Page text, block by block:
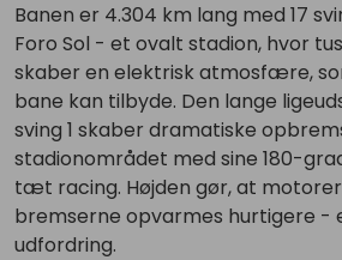
Banen er 4.304 km lang med 17
Foro Sol - et ovalt stadion, hvor
skaber en elektrisk atmosfære,
bane kan tilbyde. Den lange
sving 1 skaber dramatiske
stadionområdet med sine 180-
tæt racing. Højden gør, at
bremserne opvarmes hurtigere -
udfordring.